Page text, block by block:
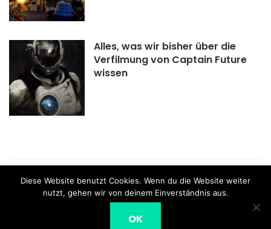
Alles, was wir bisher über die
Verfilmung von Captain Future
wissen
Impressum
Diese Website benutzt Cookies. Wenn du die Website weiter
nutzt, gehen wir von deinem Einverständnis aus.
OK